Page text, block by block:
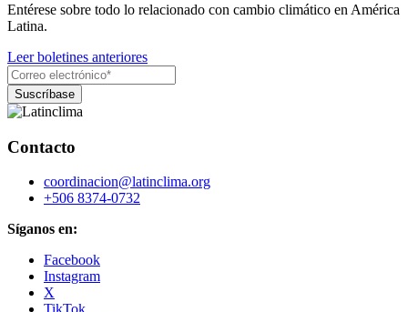
Entérese sobre todo lo relacionado con cambio climático en América
Latina.
Leer boletines anteriores
Contacto
coordinacion@latinclima.org
+506 8374-0732
Síganos en:
Facebook
Instagram
X